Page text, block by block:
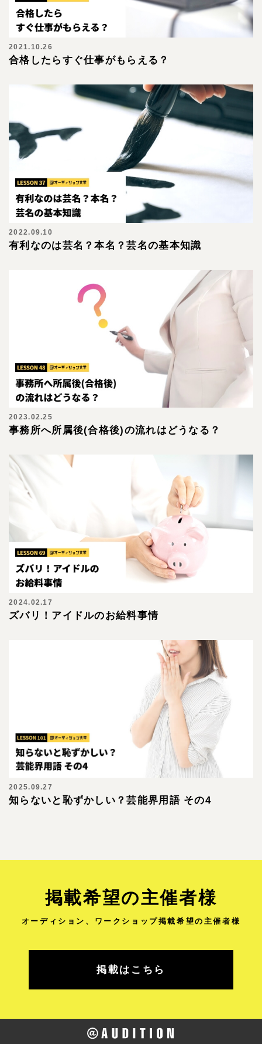
2021.10.26
合格したらすぐ仕事がもらえる？
2022.09.10
有利なのは芸名？本名？芸名の基本知識
2023.02.25
事務所へ所属後(合格後)の流れはどうなる？
2024.02.17
ズバリ！アイドルのお給料事情
2025.09.27
知らないと恥ずかしい？芸能界用語 その4
掲載希望の主催者様
オーディション、ワークショップ掲載希望の主催者様
掲載はこちら